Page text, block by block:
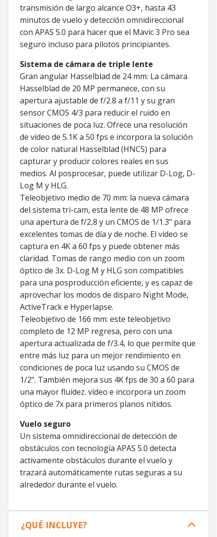
transmisión de largo alcance O3+, hasta 43
minutos de vuelo y detección omnidireccional
con APAS 5.0 para hacer que el Mavic 3 Pro sea
seguro incluso para pilotos principiantes.
Sistema de cámara de triple lente
Gran angular Hasselblad de 24 mm: La cámara
Hasselblad de 20 MP permanece, con su
apertura ajustable de f/2.8 a f/11 y su gran
sensor CMOS 4/3 para reducir el ruido en
situaciones de poca luz. Ofrece una resolución
de vídeo de 5.1K a 50 fps e incorpora la solución
de color natural Hasselblad (HNCS) para
capturar y producir colores reales en sus
medios. Al posprocesar, puede utilizar D-Log, D-
Log M y HLG.
Teleobjetivo medio de 70 mm: la nueva cámara
del sistema tri-cam, esta lente de 48 MP ofrece
una apertura de f/2,8 y un CMOS de 1/1.3" para
excelentes tomas de día y de noche. El video se
captura en 4K a 60 fps y puede obtener más
claridad. Tomas de rango medio con un zoom
óptico de 3x. D-Log M y HLG son compatibles
para una posproducción eficiente, y es capaz de
aprovechar los modos de disparo Night Mode,
ActiveTrack e Hyperlapse.
Teleobjetivo de 166 mm: este teleobjetivo
completo de 12 MP regresa, pero con una
apertura actualizada de f/3.4, lo que permite que
entre más luz para un mejor rendimiento en
condiciones de poca luz usando su CMOS de
1/2". También mejora sus 4K fps de 30 a 60 para
una mayor fluidez. vídeo e incorpora un zoom
óptico de 7x para primeros planos nítidos.
Vuelo seguro
Un sistema omnidireccional de detección de
obstáculos con tecnología APAS 5.0 detecta
activamente obstáculos durante el vuelo y
trazará automáticamente rutas seguras a su
alrededor durante el vuelo.
¿QUÉ INCLUYE?